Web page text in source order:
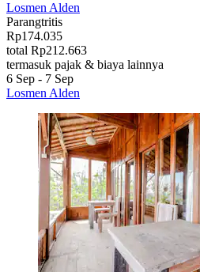
Losmen Alden
Parangtritis
Rp174.035
total Rp212.663
termasuk pajak & biaya lainnya
6 Sep - 7 Sep
Losmen Alden